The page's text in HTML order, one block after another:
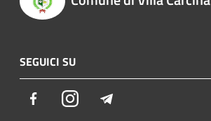
SEGUICI SU
FacebookInstagram